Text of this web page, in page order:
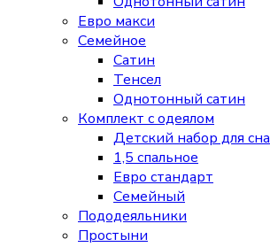
Евро макси
Семейное
Сатин
Тенсел
Однотонный сатин
Комплект с одеялом
Детский набор для сна
1,5 спальное
Евро стандарт
Семейный
Пододеяльники
Простыни